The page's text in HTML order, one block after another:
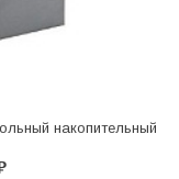
накопительный